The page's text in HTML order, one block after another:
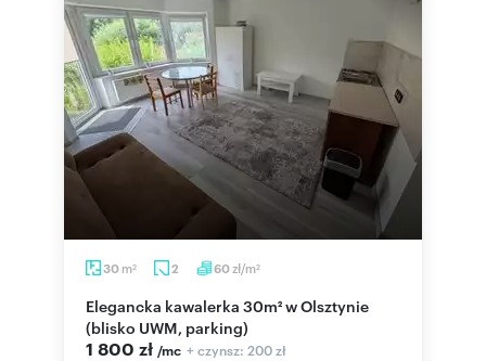
30 m2 2 60zł/m2
Elegancka kawalerka 30m² w Olsztynie
(blisko UWM, parking)
1 800 zł /mc + czynsz: 200 zł